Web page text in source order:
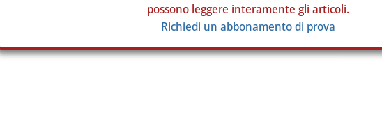
possono leggere interamente gli articoli.
Richiedi un abbonamento di prova